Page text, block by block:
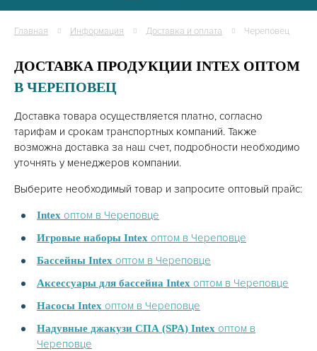
Главная Информация Доставка и оплата Череповец
ДОСТАВКА ПРОДУКЦИИ INTEX ОПТОМ
В ЧЕРЕПОВЕЦ
Доставка товара осуществляется платно, согласно
тарифам и срокам транспортных компаний. Также
возможна доставка за наш счет, подробности необходимо
уточнять у менеджеров компании.
Выберите необходимый товар и запросите оптовый прайс:
Intex оптом в Череповце
Игровые наборы Intex оптом в Череповце
Бассейны Intex оптом в Череповце
Аксессуары для бассейна Intex оптом в Череповце
Насосы Intex оптом в Череповце
Надувные джакузи СПА (SPA) Intex оптом в
Череповце